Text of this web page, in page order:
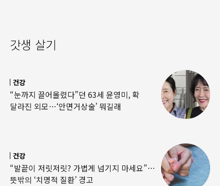
갓생 살기
건강
“눈까지 끌어올렸다”던 63세 윤영미, 확
달라진 외모…‘안면거상술’ 뭐길래
건강
“발끝이 저릿저릿? 가볍게 넘기지 마세요”…
뜻밖의 ‘치명적 질환’ 경고